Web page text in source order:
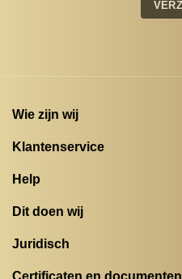
Wie zijn wij
Klantenservice
Help
Dit doen wij
Juridisch